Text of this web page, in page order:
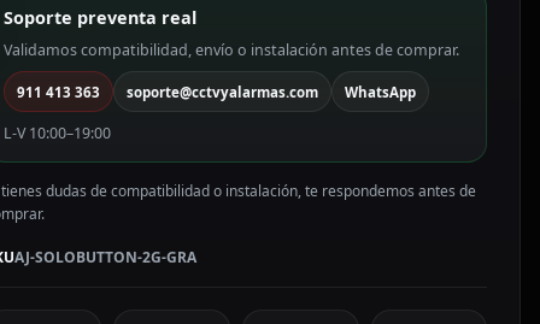
Soporte preventa real
Validamos compatibilidad, envío o instalación antes de comprar.
911 413 363 soporte@cctvyalarmas.com WhatsApp
L-V 10:00–19:00
dudas de compatibilidad o instalación, te respondemos antes de
AJ-SOLOBUTTON-2G-GRA